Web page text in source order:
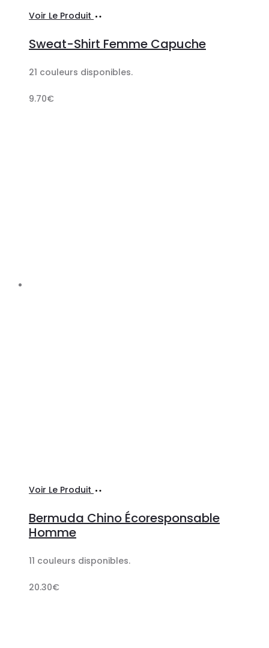
Voir Le Produit
panier
Sweat-Shirt Femme Capuche
21 couleurs disponibles.
9.70€
Voir Le Produit
panier
Bermuda Chino Écoresponsable
Homme
11 couleurs disponibles.
20.30€